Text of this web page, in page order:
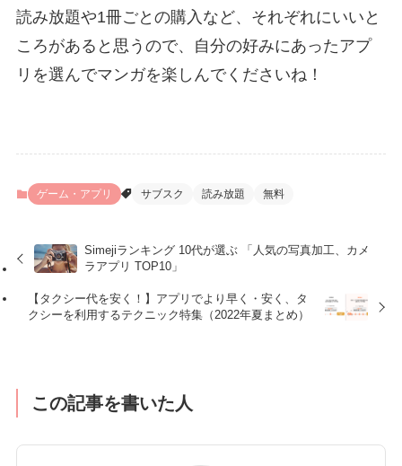
読み放題や1冊ごとの購入など、それぞれにいいと
ころがあると思うので、自分の好みにあったアプ
リを選んでマンガを楽しんでくださいね！
ゲーム・アプリ サブスク 読み放題 無料
Simejiランキング 10代が選ぶ 「人気の写真加工、カメ
ラアプリ TOP10」
【タクシー代を安く！】アプリでより早く・安く、タ
クシーを利用するテクニック特集（2022年夏まとめ）
この記事を書いた人